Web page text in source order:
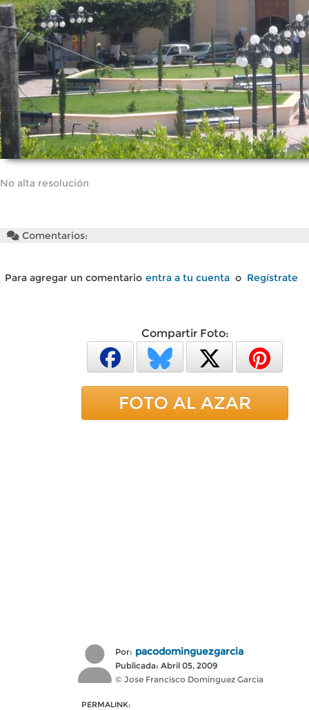
No alta resolución
Comentarios:
Para agregar un comentario entra a tu cuenta o Regístrate
Compartir Foto:
FOTO AL AZAR
Por: pacodominguezgarcia
Publicada: Abril 05, 2009
© Jose Francisco Dominguez Garcia
PERMALINK: